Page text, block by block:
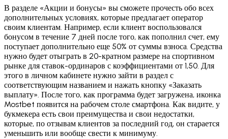
В разделе «Акции и бонусы» вы сможете прочесть обо всех
дополнительных условиях, которые предлагает оператор
своим клиентам. Например, если клиент воспользовался
бонусом в течение 7 дней после того, как пополнил счет, ему
поступает дополнительно еще 50% от суммы взноса. Средства
нужно будет отыграть в 20-кратном размере на спортивном
рынке для ставок-ординаров с коэффициентами от 1,50. Для
этого в личном кабинете нужно зайти в раздел с
соответствующим названием и нажать кнопку «Заказать
выплату». После того, как программа будет загружена, иконка
Mostbet появится на рабочем столе смартфона. Как видите, у
букмекера есть свои преимущества и свои недостатки,
которые, по отзывам клиентов за последний год, он старается
уменьшить или вообще свести к минимуму.